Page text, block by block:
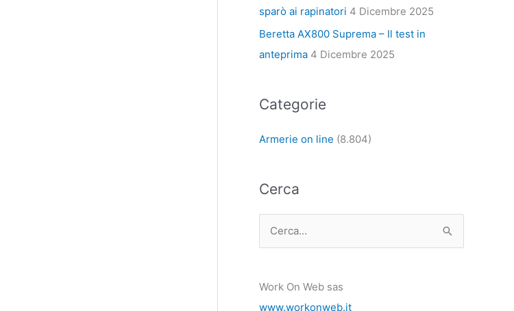
sparò ai rapinatori 4 Dicembre 2025
Beretta AX800 Suprema – Il test in
anteprima 4 Dicembre 2025
Categorie
Armerie on line (8.804)
Cerca
Work On Web sas
www.workonweb.it